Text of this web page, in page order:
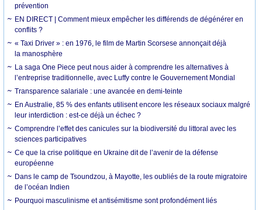
prévention
EN DIRECT | Comment mieux empêcher les différends de dégénérer en
conflits ?
« Taxi Driver » : en 1976, le film de Martin Scorsese annonçait déjà
la manosphère
La saga One Piece peut nous aider à comprendre les alternatives à
l’entreprise traditionnelle, avec Luffy contre le Gouvernement Mondial
Transparence salariale : une avancée en demi-teinte
En Australie, 85 % des enfants utilisent encore les réseaux sociaux malgré
leur interdiction : est-ce déjà un échec ?
Comprendre l’effet des canicules sur la biodiversité du littoral avec les
sciences participatives
Ce que la crise politique en Ukraine dit de l’avenir de la défense
européenne
Dans le camp de Tsoundzou, à Mayotte, les oubliés de la route migratoire
de l’océan Indien
Pourquoi masculinisme et antisémitisme sont profondément liés